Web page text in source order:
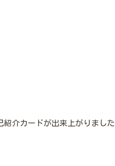
介カードが出来上がりました